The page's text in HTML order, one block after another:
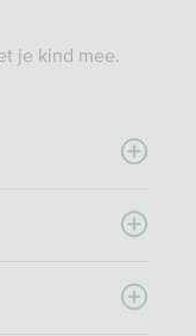
je kind mee.